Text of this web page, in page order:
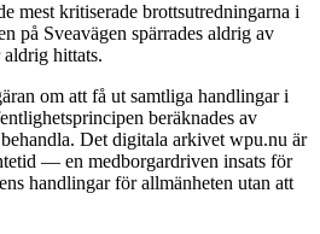
mest kritiserade brottsutredningarna i
på Sveavägen spärrades aldrig av
hittats.
om att få ut samtliga handlingar i
beräknades av
Det digitala arkivet wpu.nu är
— en medborgardriven insats för
handlingar för allmänheten utan att